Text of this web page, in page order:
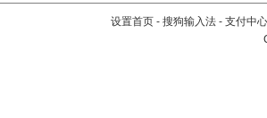
设置首页 - 搜狗输入法 - 支付中心